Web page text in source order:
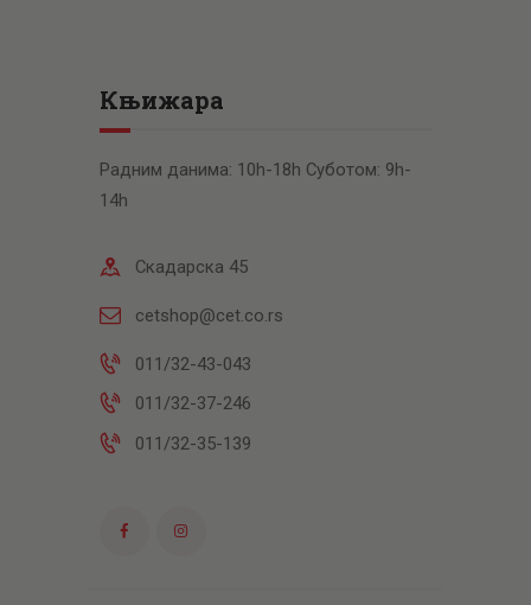
Књижара
Радним данима: 10h-18h Суботом: 9h-
14h
Скадарска 45
cetshop@cet.co.rs
011/32-43-043
011/32-37-246
011/32-35-139